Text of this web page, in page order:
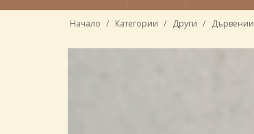
Начало Категории Други Дървении